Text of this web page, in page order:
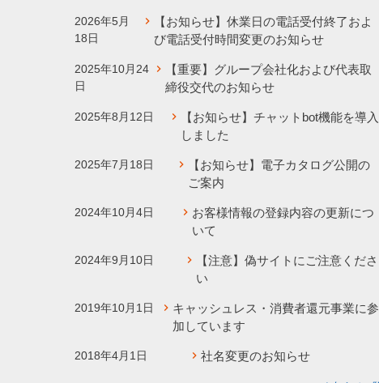
2026年5月
18日
【お知らせ】休業日の電話受付終了およ
び電話受付時間変更のお知らせ
2025年10月24
日
【重要】グループ会社化および代表取
締役交代のお知らせ
2025年8月12日
【お知らせ】チャットbot機能を導入
しました
2025年7月18日
【お知らせ】電子カタログ公開の
ご案内
2024年10月4日
お客様情報の登録内容の更新につ
いて
2024年9月10日
【注意】偽サイトにご注意くださ
い
2019年10月1日
キャッシュレス・消費者還元事業に参
加しています
2018年4月1日 社名変更のお知らせ